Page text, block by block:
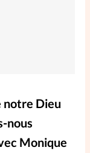
notre Dieu
nous
Monique